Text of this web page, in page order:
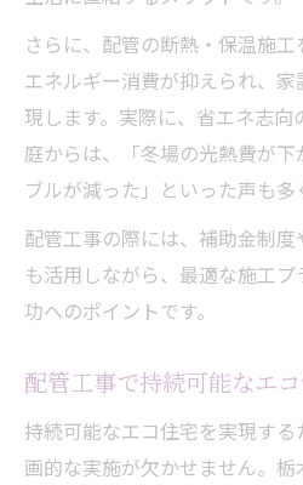
さらに、配管の断熱・保温施
エネルギー消費が抑えられ、
現します。実際に、省エネ志
庭からは、「冬場の光熱費が
ブルが減った」といった声も多
配管工事の際には、補助金制
も活用しながら、最適な施工
功へのポイントです。
配管工事で持続可能なエ
持続可能なエコ住宅を実現す
画的な実施が欠かせません。